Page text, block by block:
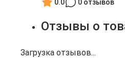
0.0 0 отзывов
Отзывы о
Загрузка отзывов...